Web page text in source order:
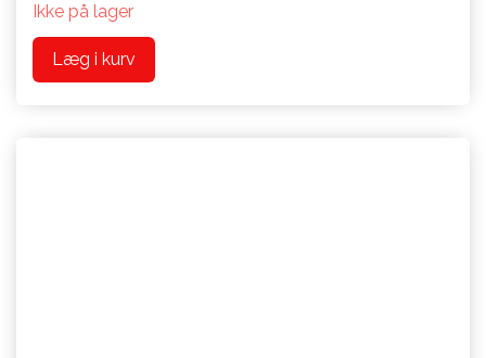
Ikke på lager
Læg i kurv